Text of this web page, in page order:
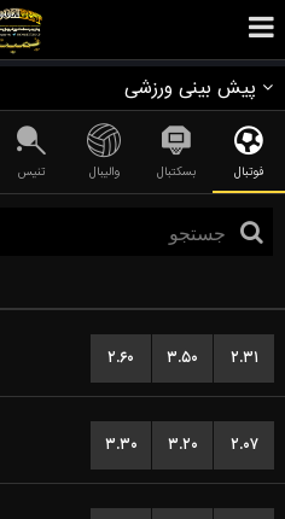
پیش بینی ورزشی
فوتبال بسکتبال والیبال تنیس
۲.۶۰ ۳.۵۰ ۲.۳۱
۳.۳۰ ۳.۲۰ ۲.۰۷